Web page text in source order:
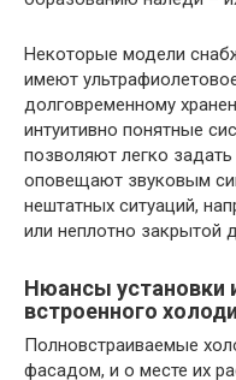
Некоторые модели
имеют
долговременному
интуитивно понятные
позволяют легко
оповещают звуковым
нештатных ситуаций,
или неплотно закрытой
Нюансы установки
встроенного
Полновстраиваемые
фасадом, и о месте их